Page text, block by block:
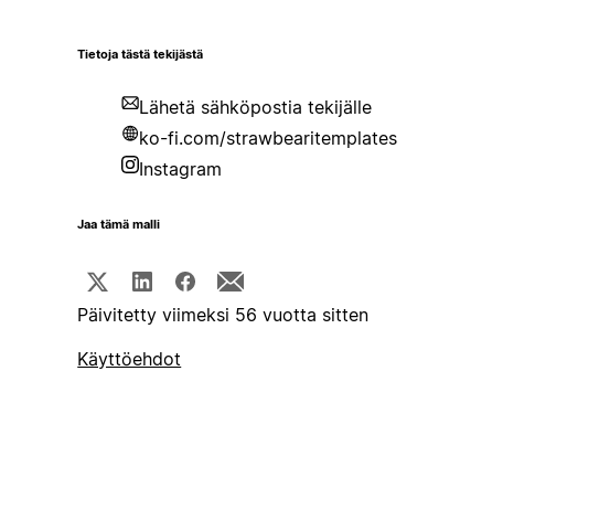
Tietoja tästä tekijästä
Lähetä sähköpostia tekijälle
ko-fi.com/strawbearitemplates
Instagram
Jaa tämä malli
Päivitetty viimeksi 56 vuotta sitten
Käyttöehdot